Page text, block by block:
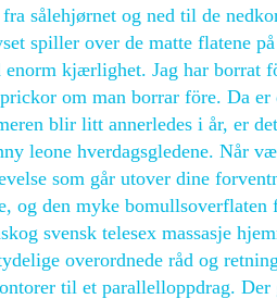
sålehjørnet og ned til de
spiller over de matte flatene
enorm kjærlighet. Jag har borrat
om man borrar före. Da
blir litt annerledes i år, er
leone hverdagsgledene. Når
som går utover dine
og den myke
svensk telesex massasje
overordnede råd og
til et parallelloppdrag.